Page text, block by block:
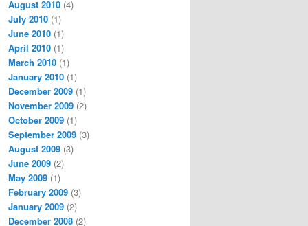
August 2010 (4)
July 2010 (1)
June 2010 (1)
April 2010 (1)
March 2010 (1)
January 2010 (1)
December 2009 (1)
November 2009 (2)
October 2009 (1)
September 2009 (3)
August 2009 (3)
June 2009 (2)
May 2009 (1)
February 2009 (3)
January 2009 (2)
December 2008 (2)